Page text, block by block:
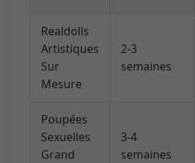
Realdolls
Artistiques
Sur
Mesure
2-3
semaines
Poupées
Sexuelles
Grand
3-4
semaines